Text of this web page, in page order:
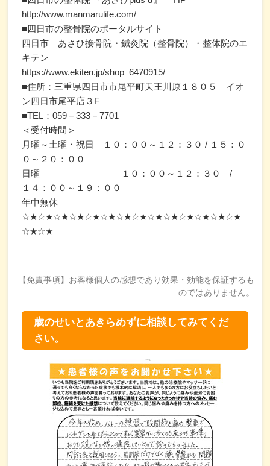
http://www.manmarulife.com/
■四日市の整骨院のポータルサイト
四日市 あさひ接骨院・鍼灸院（整骨院）・整体院のエ
キテン
https://www.ekiten.jp/shop_6470915/
■住所：三重県四日市市尾平町天王川原１８０５ イオ
ン四日市尾平店３F
■TEL：059－333－7701
＜受付時間＞
月曜～土曜・祝日 １０：００～１２：３０ / １５：０
０～２０：００
日曜 １０：００～１２：３０ /
１４：００～１９：００
年中無休
☆★☆★☆★☆★☆★☆★☆★☆★☆★☆★☆★☆★☆★☆★
☆★☆★
【免責事項】お客様個人の感想であり効果・効能を保証するも
のではありません。
歳のせいとあきらめずに相談してみてくだ
さい。